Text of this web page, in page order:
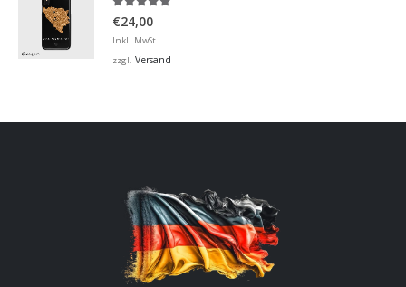
5.00von 5
€24,00
Inkl. MwSt.
zzgl. Versand